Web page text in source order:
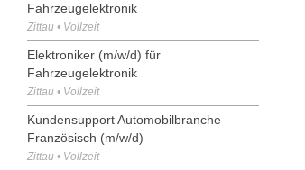
Fahrzeugelektronik
Zittau • Vollzeit
Elektroniker (m/w/d) für
Fahrzeugelektronik
Zittau • Vollzeit
Kundensupport Automobilbranche
Französisch (m/w/d)
Zittau • Vollzeit